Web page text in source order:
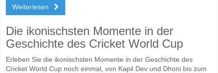
Weiterlesen
Die ikonischsten Momente in der
Geschichte des Cricket World Cup
Erleben Sie die ikonischsten Momente in der Geschichte des
Cricket World Cup noch einmal, von Kapil Dev und Dhoni bis zum